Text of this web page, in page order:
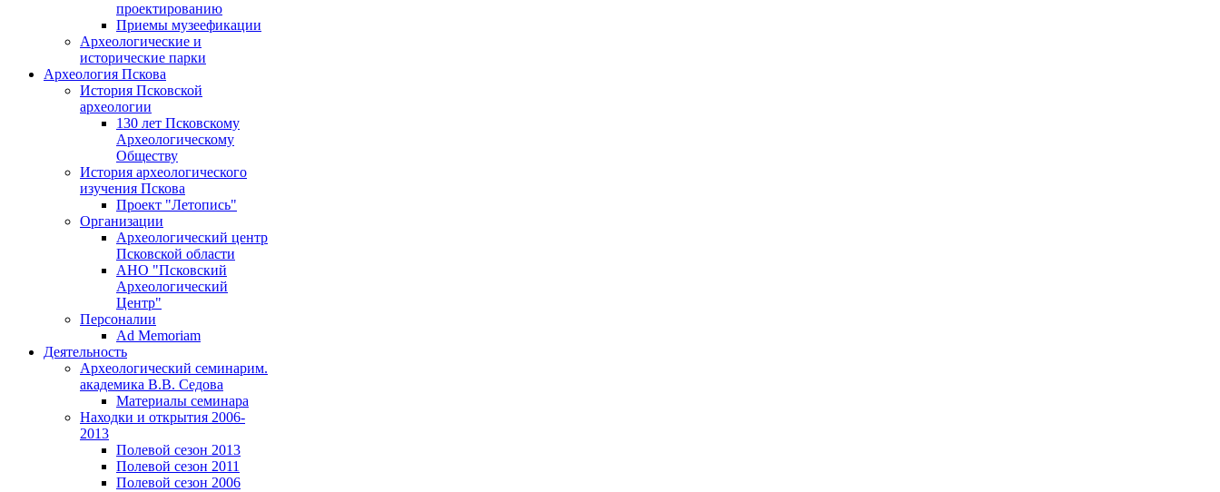
проектированию
Приемы музеефикации
Археологические и
исторические парки
Археология Пскова
История Псковской
археологии
130 лет Псковскому
Археологическому
Обществу
История археологического
изучения Пскова
Проект "Летопись"
Организации
Археологический центр
Псковской области
АНО "Псковский
Археологический
Центр"
Персоналии
Ad Memoriam
Деятельность
Археологический семинарим.
академика В.В. Седова
Материалы семинара
Находки и открытия 2006-
2013
Полевой сезон 2013
Полевой сезон 2011
Полевой сезон 2006